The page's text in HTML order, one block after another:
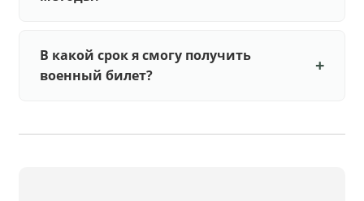
В какой срок я смогу получить
военный билет?